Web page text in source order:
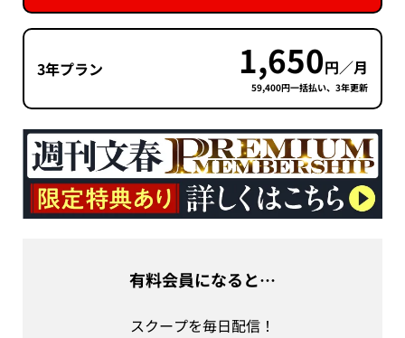
3年プラン 1,650円／月
59,400円一括払い、3年更新
有料会員になると…
スクープを毎日配信！